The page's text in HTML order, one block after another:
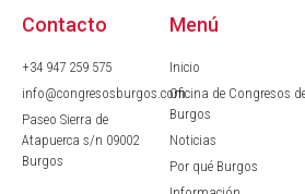
Contacto
+34 947 259 575
info@congresosburgos.com
Paseo Sierra de
Atapuerca s/n 09002
Burgos
Menú
Inicio
Oficina de Congresos
Burgos
Noticias
Por qué Burgos